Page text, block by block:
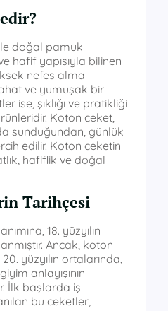
doğal pamuk
hafif yapısıyla bilinen
nefes alma
ve yumuşak bir
ise, şıklığı ve pratikliği
Koton ceket,
sunduğundan, günlük
edilir. Koton ceketin
hafiflik ve doğal
Tarihçesi
18. yüzyılın
Ancak, koton
yüzyılın ortalarında,
anlayışının
İlk başlarda iş
bu ceketler,